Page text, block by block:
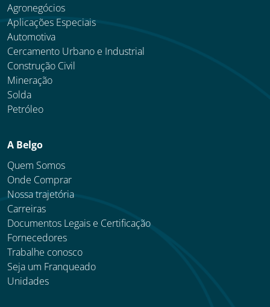
Agronegócios
Aplicações Especiais
Automotiva
Cercamento Urbano e Industrial
Construção Civil
Mineração
Solda
Petróleo
A Belgo
Quem Somos
Onde Comprar
Nossa trajetória
Carreiras
Documentos Legais e Certificação
Fornecedores
Trabalhe conosco
Seja um Franqueado
Unidades